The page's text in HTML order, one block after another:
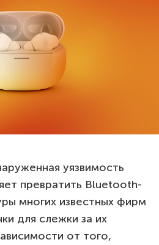
уязвимость
превратить Bluetooth-
многих известных фирм
для слежки за их
от того,